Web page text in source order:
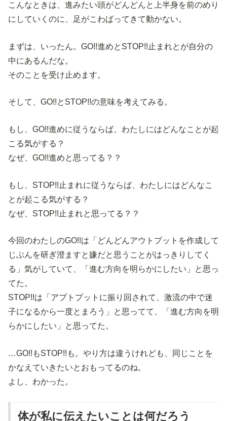
こんなときは、進みたい頭がどんどんと上半身を前のめり
にしていくのに、足がこわばってきて動かない。
まずは、いったん。GO!!進めとSTOP!!止まれとが自分の
中にあるんだな。
そのことを受け止めます。
そして、GO!!とSTOP!!の意味を考えてみる。
もし、GO!!進めに従うならば、わたしにはどんなことが起
こる気がする？
なぜ、GO!!進めと思ってる？？
もし、STOP!!止まれに従うならば、わたしにはどんなこ
とが起こる気がする？
なぜ、STOP!!止まれと思ってる？？
今回のわたしのGO!!は「どんどんアウトプットを作成して
じぶんを研ぎ澄ますと嫌だと思うことがはっきりしてく
る」気がしていて、「進む方向を明らかにしたい」と思っ
てた。
STOP!!は「アプトプットに振り回されて、激流の中で迷
子になるから一度とまろう」と思ってて、「進む方向を明
らかにしたい」と思ってた。
…GO!!もSTOP!!も。やり方は違うけれども、同じことを
かなえていきたいとおもってるのね。
よし、わかった。
体が私に伝えたいことは何だろう